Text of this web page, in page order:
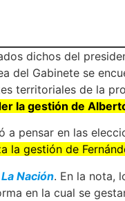
dichos del
del Gabinete se
territoriales de la
la gestión de
a pensar en las
la gestión de
La Nación. En la nota,
en la cual se